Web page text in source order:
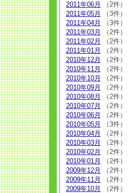
2011年06月
（2件）
2011年05月
（3件）
2011年04月
（3件）
2011年03月
（2件）
2011年02月
（2件）
2011年01月
（2件）
2010年12月
（2件）
2010年11月
（2件）
2010年10月
（2件）
2010年09月
（2件）
2010年08月
（2件）
2010年07月
（2件）
2010年06月
（2件）
2010年05月
（3件）
2010年04月
（2件）
2010年03月
（2件）
2010年02月
（2件）
2010年01月
（2件）
2009年12月
（2件）
2009年11月
（2件）
2009年10月
（2件）